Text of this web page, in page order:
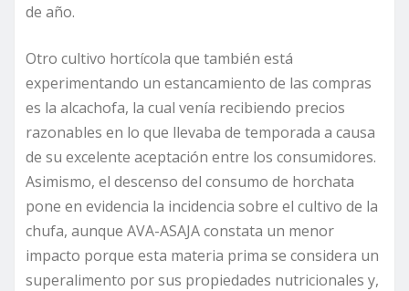
de año.
Otro cultivo hortícola que también está
experimentando un estancamiento de las compras
es la alcachofa, la cual venía recibiendo precios
razonables en lo que llevaba de temporada a causa
de su excelente aceptación entre los consumidores.
Asimismo, el descenso del consumo de horchata
pone en evidencia la incidencia sobre el cultivo de la
chufa, aunque AVA-ASAJA constata un menor
impacto porque esta materia prima se considera un
superalimento por sus propiedades nutricionales y,